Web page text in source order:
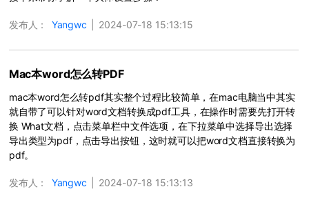
发布人： Yangwc 2024-07-18 15:13:15
Mac本word怎么转PDF
mac本word怎么转pdf其实整个过程比较简单，在mac电脑当中其实
就自带了可以针对word文档转换成pdf工具，在操作时需要先打开转
换 What文档，点击菜单栏中文件选项，在下拉菜单中选择导出选择
导出类型为pdf，点击导出按钮，这时就可以把word文档直接转换为
pdf。
发布人： Yangwc 2024-07-18 15:13:13